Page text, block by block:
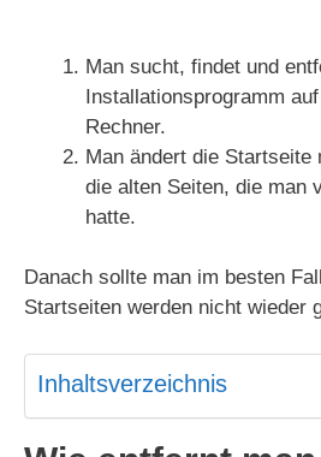
Man sucht, findet und
Installationsprogramm
Rechner.
Man ändert die Startseite
die alten Seiten, die man
hatte.
Danach sollte man im besten
Startseiten werden nicht wieder
Inhaltsverzeichnis